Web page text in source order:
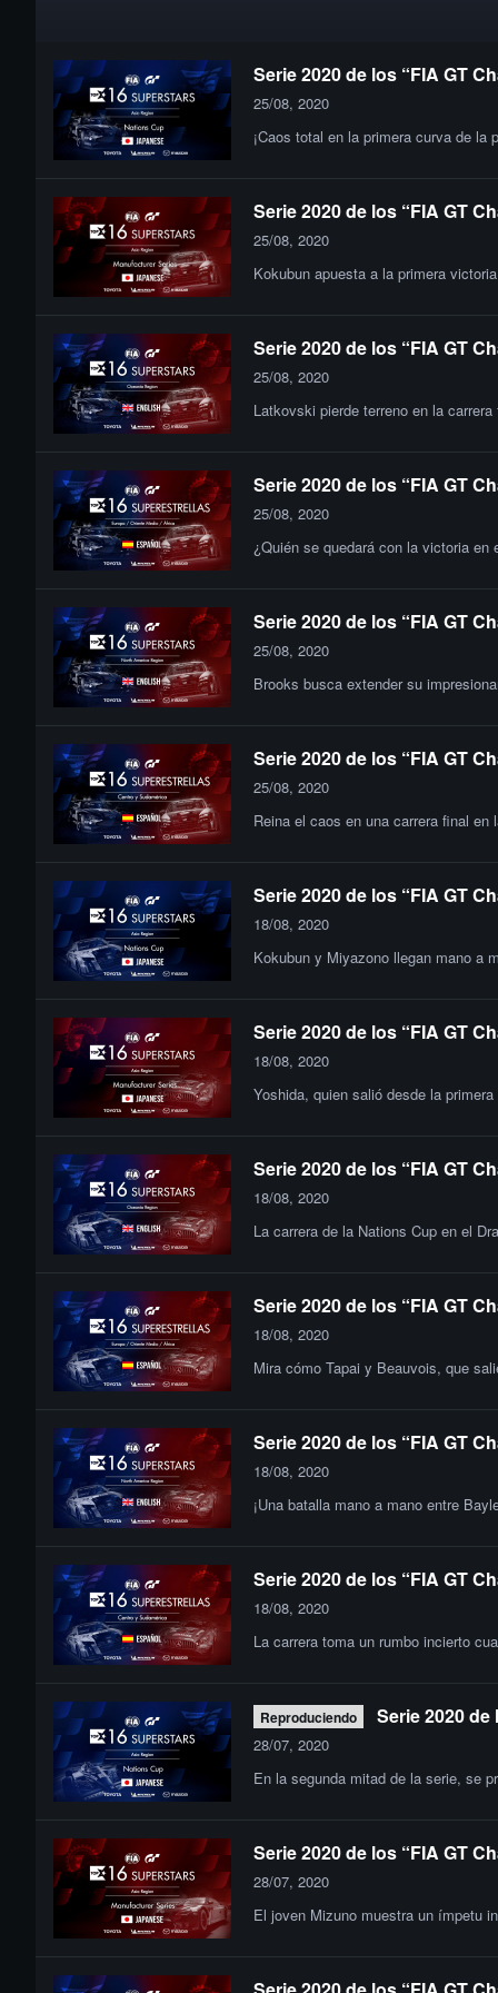
Serie 2020 de los “FIA GT
25/08, 2020
¡Caos total en la primera curva de
Serie 2020 de los “FIA GT
25/08, 2020
Kokubun apuesta a la primera
Serie 2020 de los “FIA GT
25/08, 2020
Latkovski pierde terreno en la
Serie 2020 de los “FIA GT
25/08, 2020
¿Quién se quedará con la victoria
Serie 2020 de los “FIA GT
25/08, 2020
Brooks busca extender su
Serie 2020 de los “FIA GT
25/08, 2020
Reina el caos en una carrera final
Serie 2020 de los “FIA GT
18/08, 2020
Kokubun y Miyazono llegan mano a
Serie 2020 de los “FIA GT
18/08, 2020
Yoshida, quien salió desde la
Serie 2020 de los “FIA GT
18/08, 2020
La carrera de la Nations Cup en el
Serie 2020 de los “FIA GT
18/08, 2020
Mira cómo Tapai y Beauvois, que
Serie 2020 de los “FIA GT
18/08, 2020
¡Una batalla mano a mano entre
Serie 2020 de los “FIA GT
18/08, 2020
La carrera toma un rumbo incierto
Reproduciendo Serie 2020
28/07, 2020
En la segunda mitad de la serie, se
Serie 2020 de los “FIA GT
28/07, 2020
El joven Mizuno muestra un ímpetu